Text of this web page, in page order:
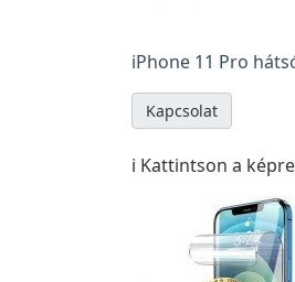
iPhone 11 Pro
Kapcsolat
ℹ️ Kattintson a